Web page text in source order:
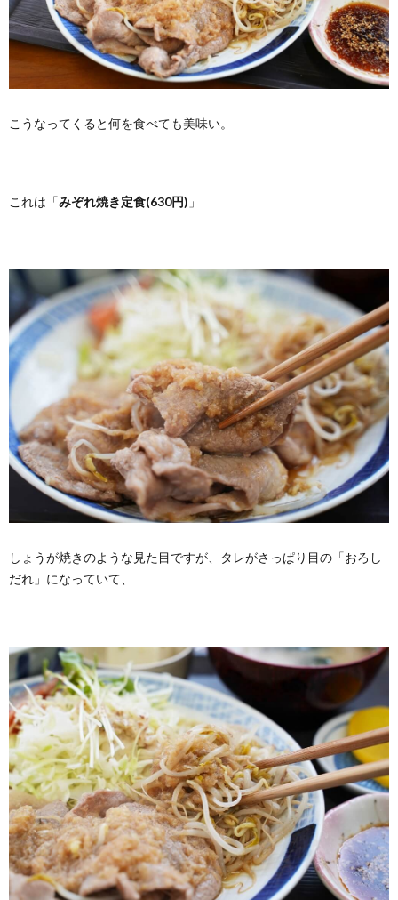
こうなってくると何を食べても美味い。
これは「みぞれ焼き定食(630円) 」
しょうが焼きのような見た目ですが、タレがさっぱり目の「おろし
だれ」になっていて、